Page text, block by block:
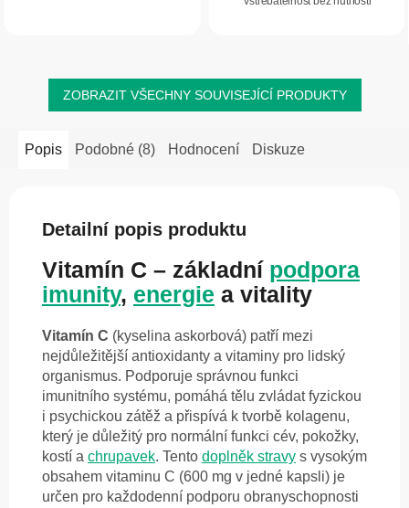
ZOBRAZIT VŠECHNY SOUVISEJÍCÍ PRODUKTY
Popis Podobné (8) Hodnocení Diskuze
Detailní popis produktu
Vitamín C – základní podpora
imunity, energie a vitality
Vitamín C (kyselina askorbová) patří mezi
nejdůležitější antioxidanty a vitaminy pro lidský
organismus. Podporuje správnou funkci
imunitního systému, pomáhá tělu zvládat fyzickou
i psychickou zátěž a přispívá k tvorbě kolagenu,
který je důležitý pro normální funkci cév, pokožky,
kostí a chrupavek. Tento doplněk stravy s vysokým
obsahem vitaminu C (600 mg v jedné kapsli) je
určen pro každodenní podporu obranyschopnosti